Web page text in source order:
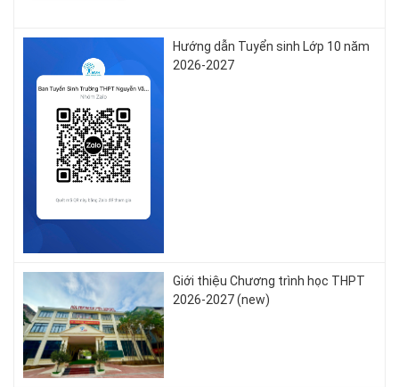
Hướng dẫn Tuyển sinh Lớp 10 năm
2026-2027
Giới thiệu Chương trình học THPT
2026-2027 (new)